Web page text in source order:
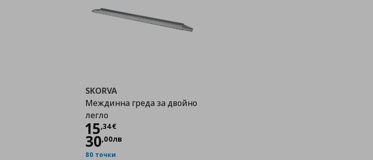
SKORVA
Междинна греда за двойно
легло
15,34€
Цена
30,00лв
80 точки